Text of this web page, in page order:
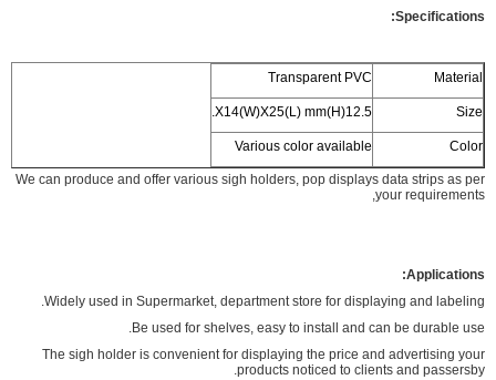
Specifications:
Material
Transparent PVC
Size
12.5(H)X14(W)X25(L) mm.
Color
Various color available
We can produce and offer various sigh holders, pop displays data strips as per
your requirements,
Applications:
Widely used in Supermarket, department store for displaying and labeling.
Be used for shelves, easy to install and can be durable use.
The sigh holder is convenient for displaying the price and advertising your
products noticed to clients and passersby.